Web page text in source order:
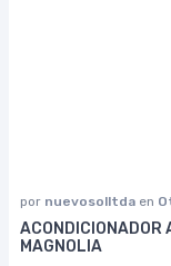
por nuevosolltda en
MAGNOLIA